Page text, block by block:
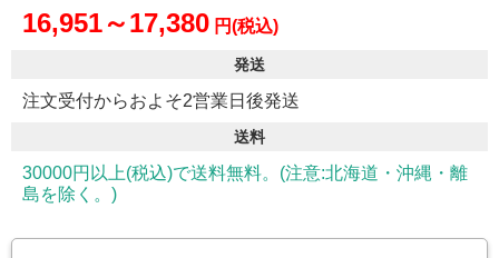
16,951～17,380 円(税込)
発送
注文受付からおよそ2営業日後発送
送料
30000円以上(税込)で送料無料。(注意:北海道・沖縄・離
島を除く。)